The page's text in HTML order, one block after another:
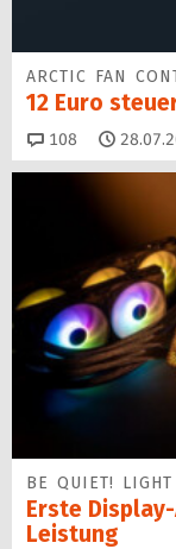
ARCTIC FAN
12 Euro
108 Kommentare
BE QUIET!
Erste
Leistung